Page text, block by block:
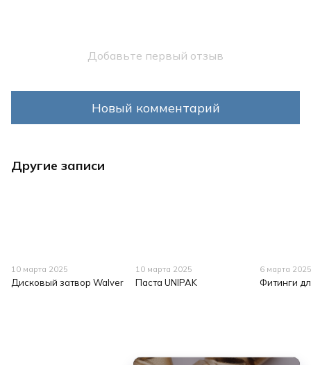
Добавьте первый отзыв
Новый комментарий
Другие записи
10 марта 2025
Дисковый затвор Walver
10 марта 2025
Паста UNIPAK
6 марта
Фитинги